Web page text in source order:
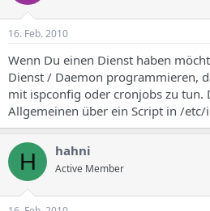
16. Feb. 2010
Wenn Du einen Dienst haben
Dienst / Daemon programmieren,
mit ispconfig oder cronjobs zu tun.
Allgemeinen über ein Script in /
H hahni
Active Member